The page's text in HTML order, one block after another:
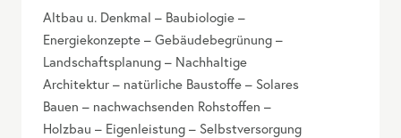
Altbau u. Denkmal – Baubiologie –
Energiekonzepte – Gebäudebegrünung –
Landschaftsplanung – Nachhaltige
Architektur – natürliche Baustoffe – Solares
Bauen – nachwachsenden Rohstoffen –
Holzbau – Eigenleistung – Selbstversorgung